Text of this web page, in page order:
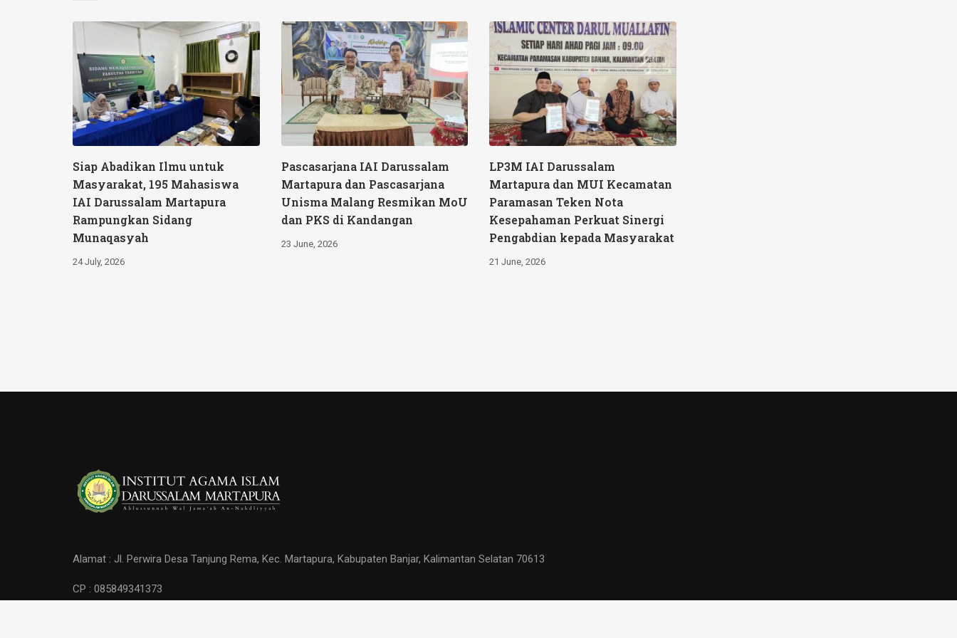
Siap Abadikan Ilmu untuk
Masyarakat, 195 Mahasiswa
IAI Darussalam Martapura
Rampungkan Sidang
Munaqasyah
24 July, 2026
Pascasarjana IAI Darussalam
Martapura dan Pascasarjana
Unisma Malang Resmikan MoU
dan PKS di Kandangan
23 June, 2026
LP3M IAI Darussalam
Martapura dan MUI Kecamatan
Paramasan Teken Nota
Kesepahaman Perkuat Sinergi
Pengabdian kepada Masyarakat
21 June, 2026
Alamat : Jl. Perwira Desa Tanjung Rema, Kec. Martapura, Kabupaten Banjar, Kalimantan Selatan 70613
CP : 085849341373